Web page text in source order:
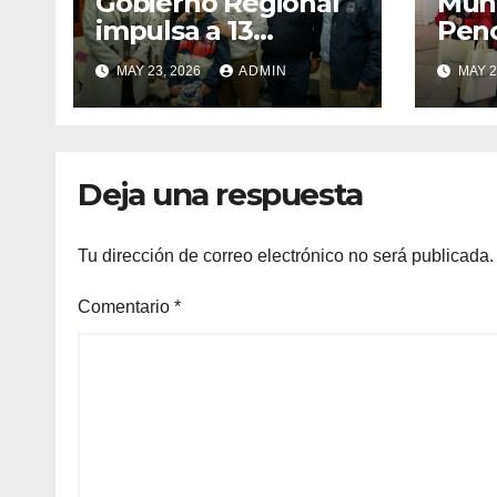
impulsa a 13
deportistas que
llevarán la bandera
maulina a
MAY 23, 2026 ADMIN MAY
Deja una respuesta
Tu dirección de correo electrónico no será publicada.
Comentario *